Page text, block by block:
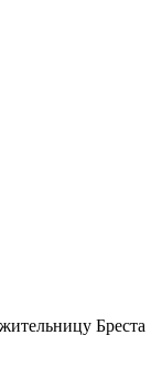
Бреста